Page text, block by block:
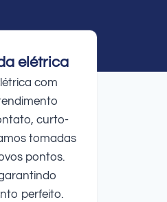
elétrica
com
curto-
tomadas
pontos.
perfeito.